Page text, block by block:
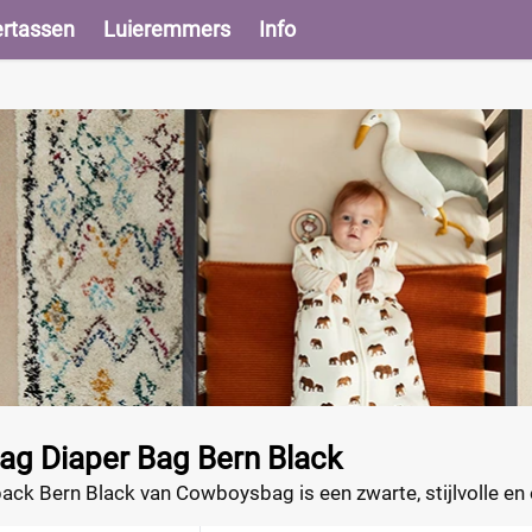
Luieremmers Info
Diaper Bag Bern Black
Bern Black van Cowboysbag is een zwarte, stijlvolle